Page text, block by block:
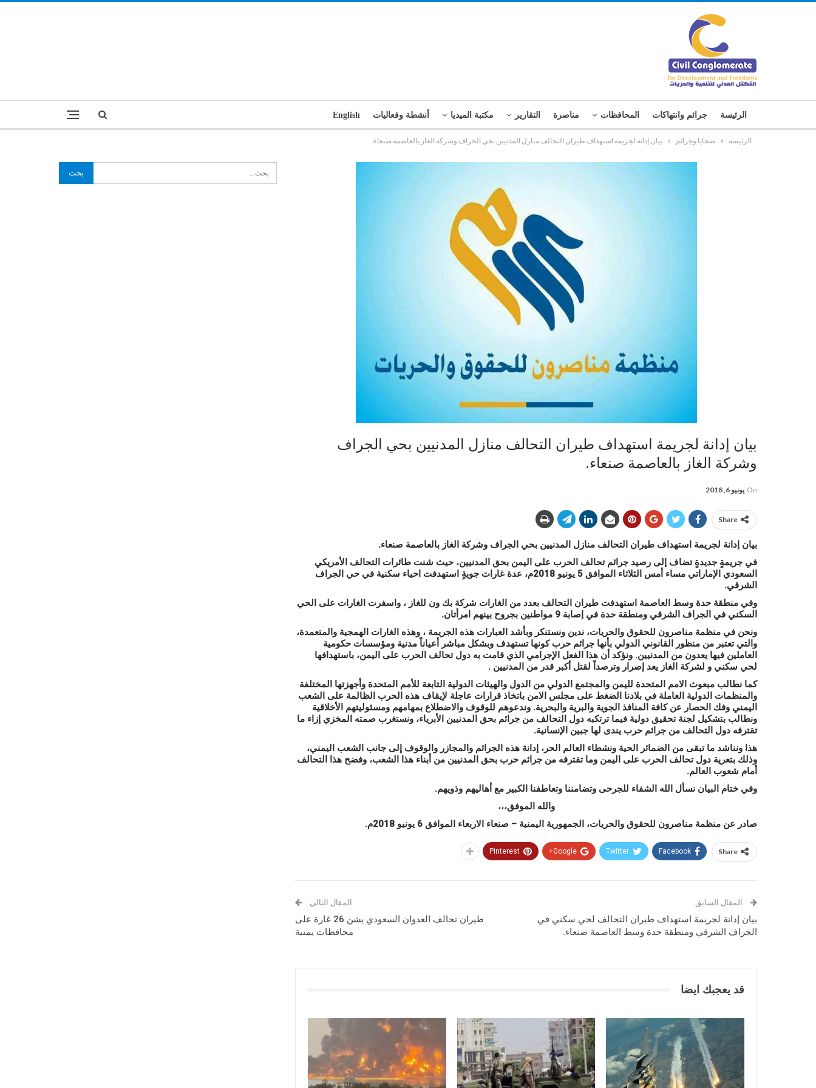
الرئيسة جرائم وانتهاكات المحافظات مناصرة التقارير مكتبة الميديا أنشطة وفعاليات English
الرئيسة ضحايا وجرائم بيان إدانة لجريمة استهداف طيران التحالف منازل المدنيين بحي الجراف وشركة الغاز بالعاصمة صنعاء.
بيان إدانة لجريمة استهداف طيران التحالف منازل المدنيين بحي الجراف
وشركة الغاز بالعاصمة صنعاء.
On يونيو 6, 2018
Share
بيان إدانة لجريمة استهداف طيران التحالف منازل المدنيين بحي الجراف وشركة الغاز بالعاصمة صنعاء.
في جريمةٍ جديدةٍ تضاف إلى رصيد جرائم تحالف الحرب على اليمن بحق المدنيين، حيث شنت طائرات التحالف الأمريكي
السعودي الإماراتي مساء أمس الثلاثاء الموافق 5 يونيو 2018م، عدة غارات جويةٍ استهدفت احياء سكنية في حي الجراف
الشرقي.
وفي منطقة حدة وسط العاصمة استهدفت طيران التحالف بعدد من الغارات شركة بك ون للغاز ، واسفرت الغارات على الحي
السكني في الجراف الشرقي ومنطقة حدة في إصابة 9 مواطنين بجروح بينهم امرأتان.
ونحن في منظمة مناصرون للحقوق والحريات، ندين ونستنكر وبأشد العبارات هذه الجريمة ، وهذه الغارات الهمجية والمتعمدة،
والتي تعتبر من منظور القانوني الدولي بأنها جرائم حرب كونها تستهدف وبشكل مباشر أعياناً مدنية ومؤسسات حكومية
العاملين فيها يعدون من المدنيين. ونؤكد أن هذا الفعل الإجرامي الذي قامت به دول تحالف الحرب على اليمن، باستهدافها
لحي سكني و لشركة الغاز يعد إصرار وترصداً لقتل أكبر قدر من المدنيين .
كما نطالب مبعوث الامم المتحدة لليمن والمجتمع الدولي من الدول والهيئات الدولية التابعة للأمم المتحدة وأجهزتها المختلفة
والمنظمات الدولية العاملة في بلادنا الضغط على مجلس الامن باتخاذ قرارات عاجلة لإيقاف هذه الحرب الظالمة على الشعب
اليمني وفك الحصار عن كافة المنافذ الجوية والبرية والبحرية. وندعوهم للوقوف والاضطلاع بمهامهم ومسئوليتهم الأخلاقية
ونطالب بتشكيل لجنة تحقيق دولية فيما ترتكبه دول التحالف من جرائم بحق المدنيين الأبرياء، ونستغرب صمته المخزي إزاء ما
تقترفه دول التحالف من جرائم حرب يندى لها جبين الإنسانية.
هذا ونناشد ما تبقى من الضمائر الحية ونشطاء العالم الحر، إدانة هذه الجرائم والمجازر والوقوف إلى جانب الشعب اليمني،
وذلك بتعرية دول تحالف الحرب على اليمن وما تقترفه من جرائم حرب بحق المدنيين من أبناء هذا الشعب، وفضح هذا التحالف
أمام شعوب العالم.
وفي ختام البيان نسأل الله الشفاء للجرحى وتضامننا وتعاطفنا الكبير مع أهاليهم وذويهم.
والله الموفق،،،
صادر عن منظمة مناصرون للحقوق والحريات، الجمهورية اليمنية – صنعاء الاربعاء الموافق 6 يونيو 2018م.
Share
Facebook
Twitter
Google+
Pinterest
المقال السابق
بيان إدانة لجريمة استهداف طيران التحالف لحي سكني في
الجراف الشرقي ومنطقة حدة وسط العاصمة صنعاء.
المقال التالي
طيران تحالف العدوان السعودي يشن 26 غارة على
محافظات يمنية
قد يعجبك ايضا